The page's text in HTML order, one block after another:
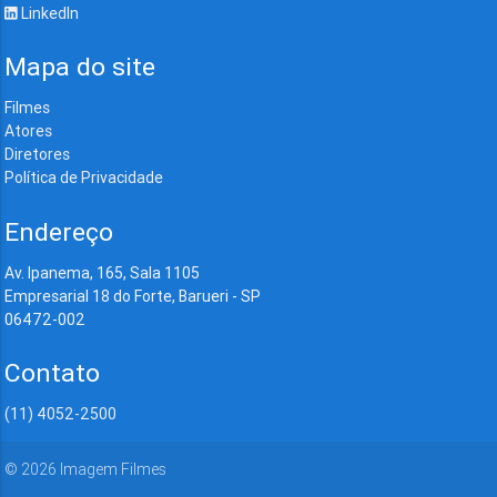
LinkedIn
Mapa do site
Filmes
Atores
Diretores
Política de Privacidade
Endereço
Av. Ipanema, 165, Sala 1105
Empresarial 18 do Forte, Barueri - SP
06472-002
Contato
(11) 4052-2500
© 2026 Imagem Filmes